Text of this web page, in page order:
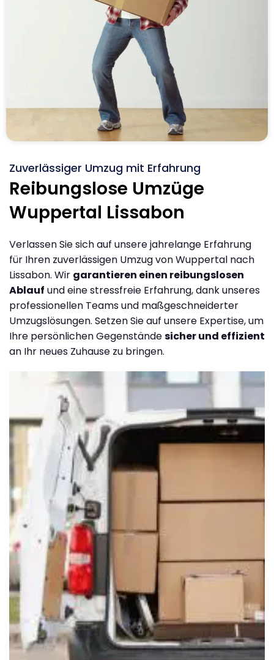
Zuverlässiger Umzug mit Erfahrung
Reibungslose Umzüge
Wuppertal Lissabon
Verlassen Sie sich auf unsere jahrelange Erfahrung
für Ihren zuverlässigen Umzug von Wuppertal nach
Lissabon. Wir garantieren einen reibungslosen
Ablauf und eine stressfreie Erfahrung, dank unseres
professionellen Teams und maßgeschneiderter
Umzugslösungen. Setzen Sie auf unsere Expertise, um
Ihre persönlichen Gegenständesicher und effizient
an Ihr neues Zuhause zu bringen.